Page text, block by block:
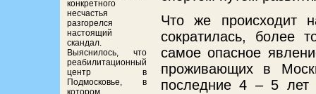
конкретного
несчастья
разгорелся
настоящий
скандал.
Выяснилось, что
реабилитационный
центр в
Подмосковье, в
котором
Что же происходит
сократилась, более
самое опасное
проживающих в
последние 4 – 5 лет